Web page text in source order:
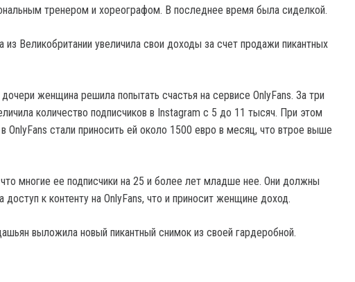
тренером и хореографом. В последнее время была сиделкой.
женщина решила попытать счастья на сервисе OnlyFans. За три
количество подписчиков в Instagram с 5 до 11 тысяч. При этом
OnlyFans стали приносить ей около 1500 евро в месяц, что втрое выше
многие ее подписчики на 25 и более лет младше нее. Они должны
доступ к контенту на OnlyFans, что и приносит женщине доход.
выложила новый пикантный снимок из своей гардеробной.